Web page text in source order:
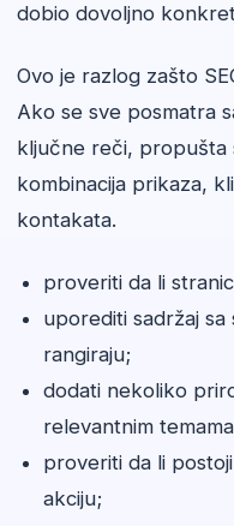
dobio dovoljno
Ovo je razlog zašto
Ako se sve posmatra
ključne reči, propušta
kombinacija prikaza,
kontakata.
proveriti da li
uporediti sadržaj
rangiraju;
dodati nekoliko
relevantnim
proveriti da li
akciju;